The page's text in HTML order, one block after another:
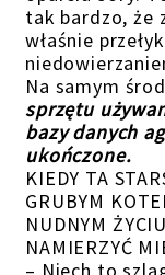
tak bardzo, że
właśnie
Na samym
sprzętu
bazy danych
ukończone.
KIEDY TA
GRUBYM
NUDNYM
NAMIERZYĆ